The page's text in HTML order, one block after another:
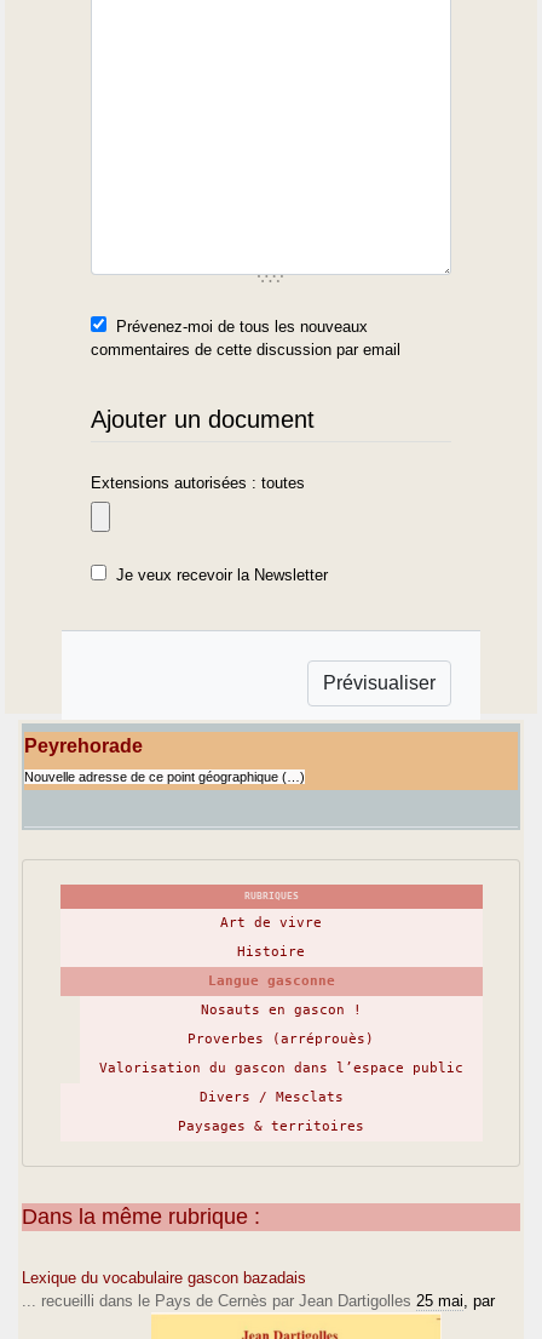
Prévenez-moi de tous les nouveaux
commentaires de cette discussion par email
Ajouter un document
Extensions autorisées : toutes
Je veux recevoir la Newsletter
Peyrehorade
Nouvelle adresse de ce point géographique (…)
RUBRIQUES
Art de vivre
Histoire
Langue gasconne
Nosauts en gascon !
Proverbes (arréprouès)
Valorisation du gascon dans l’espace public
Divers / Mesclats
Paysages & territoires
Dans la même rubrique :
Lexique du vocabulaire gascon bazadais
... recueilli dans le Pays de Cernès par Jean Dartigolles 25 mai , par